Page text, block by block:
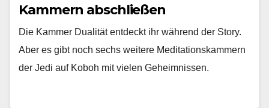
Kammern abschließen
Die Kammer Dualität entdeckt ihr während der Story.
Aber es gibt noch sechs weitere Meditationskammern
der Jedi auf Koboh mit vielen Geheimnissen.